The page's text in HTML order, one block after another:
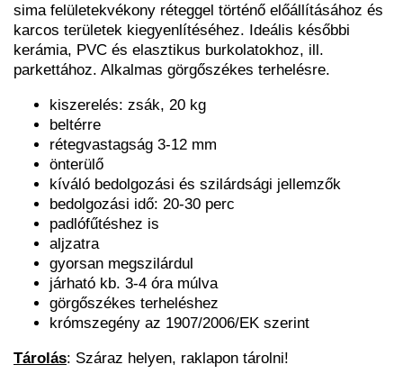
sima felületekvékony réteggel történő előállításához és
karcos területek kiegyenlítéséhez. Ideális későbbi
kerámia, PVC és elasztikus burkolatokhoz, ill.
parkettához. Alkalmas görgőszékes terhelésre.
kiszerelés: zsák, 20 kg
beltérre
rétegvastagság 3-12 mm
önterülő
kíváló bedolgozási és szilárdsági jellemzők
bedolgozási idő: 20-30 perc
padlófűtéshez is
aljzatra
gyorsan megszilárdul
járható kb. 3-4 óra múlva
görgőszékes terheléshez
krómszegény az 1907/2006/EK szerint
Tárolás: Száraz helyen, raklapon tárolni!